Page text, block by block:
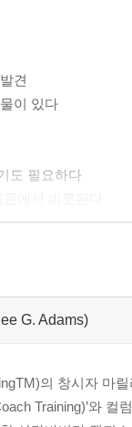
견
이 있다
도 필요하다
G. Adams)
의 창시자 마
Training)’와